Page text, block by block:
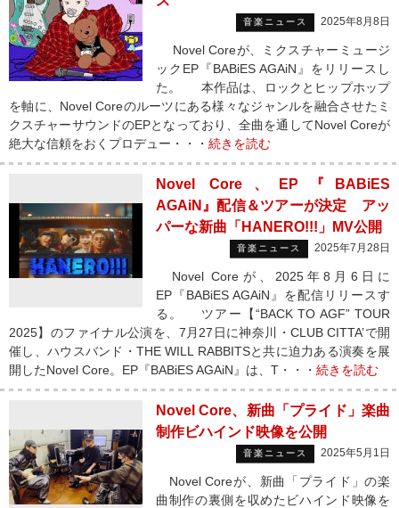
音楽ニュース 2025年8月8日
Novel Coreが、ミクスチャーミュージ
ックEP『BABiES AGAiN』をリリースし
た。 本作品は、ロックとヒップホップ
を軸に、Novel Coreのルーツにある様々なジャンルを融合させたミ
クスチャーサウンドのEPとなっており、全曲を通してNovel Coreが
絶大な信頼をおくプロデュー・・・ 続きを読む
Novel Core、EP『BABiES
AGAiN』配信＆ツアーが決定 アッ
パーな新曲「HANERO!!!」MV公開
音楽ニュース 2025年7月28日
Novel Coreが、2025年8月6日に
EP『BABiES AGAiN』を配信リリースす
る。 ツアー【“BACK TO AGF” TOUR
2025】のファイナル公演を、7月27日に神奈川・CLUB CITTA’で開
催し、ハウスバンド・THE WILL RABBITSと共に迫力ある演奏を展
開したNovel Core。EP『BABiES AGAiN』は、T・・・ 続きを読む
Novel Core、新曲「プライド」楽曲
制作ビハインド映像を公開
音楽ニュース 2025年5月1日
Novel Coreが、新曲「プライド」の楽
曲制作の裏側を収めたビハインド映像を